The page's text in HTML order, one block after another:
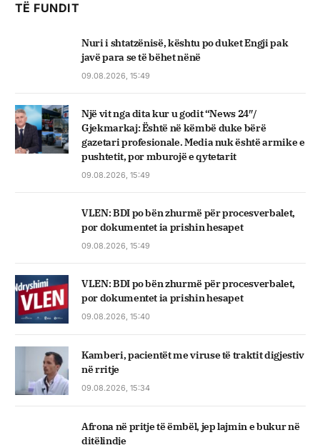
TË FUNDIT
Nuri i shtatzënisë, kështu po duket Engji pak
javë para se të bëhet nënë
09.08.2026, 15:49
Një vit nga dita kur u godit “News 24″/
Gjekmarkaj: Është në këmbë duke bërë
gazetari profesionale. Media nuk është armike e
pushtetit, por mburojë e qytetarit
09.08.2026, 15:49
VLEN: BDI po bën zhurmë për procesverbalet,
por dokumentet ia prishin hesapet
09.08.2026, 15:49
VLEN: BDI po bën zhurmë për procesverbalet,
por dokumentet ia prishin hesapet
09.08.2026, 15:40
Kamberi, pacientët me viruse të traktit digjestiv
në rritje
09.08.2026, 15:34
Afrona në pritje të ëmbël, jep lajmin e bukur në
ditëlindje